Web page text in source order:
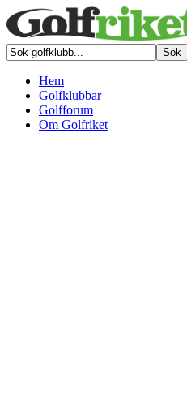
Hem
Golfklubbar
Golfforum
Om Golfriket